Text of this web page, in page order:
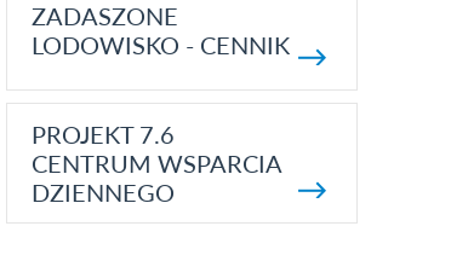
ZADASZONE
LODOWISKO - CENNIK
PROJEKT 7.6
CENTRUM WSPARCIA
DZIENNEGO